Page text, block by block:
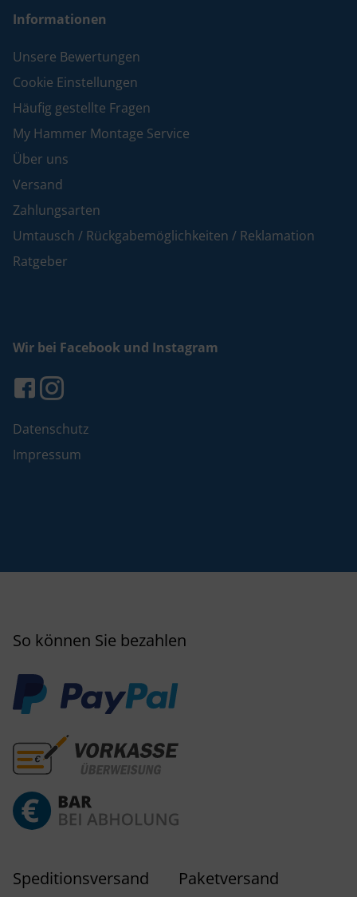
Informationen
Unsere Bewertungen
Cookie Einstellungen
Häufig gestellte Fragen
My Hammer Montage Service
Über uns
Versand
Zahlungsarten
Umtausch / Rückgabemöglichkeiten / Reklamation
Ratgeber
Wir bei Facebook und Instagram
Datenschutz
Impressum
So können Sie bezahlen
Speditionsversand Paketversand